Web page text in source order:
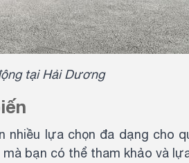
tại Hải Dương
lựa chọn đa dạng cho
bạn có thể tham khảo và